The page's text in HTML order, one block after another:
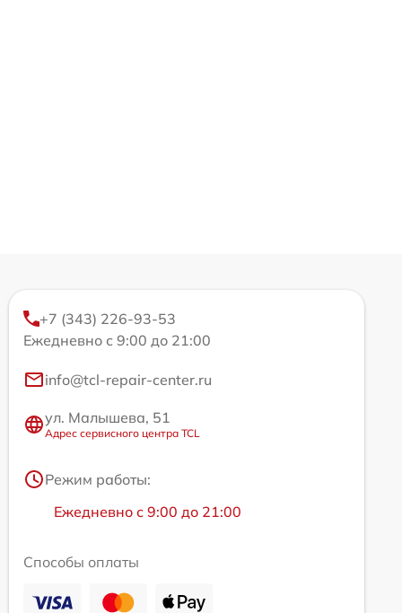
+7 (343) 226-93-53
Ежедневно с 9:00 до 21:00
info@tcl-repair-center.ru
ул. Малышева, 51
Адрес сервисного центра TCL
Режим работы:
Ежедневно с 9:00 до 21:00
Способы оплаты